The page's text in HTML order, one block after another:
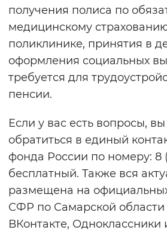
получения полиса по
медицинскому
поликлинике, принятия в
оформления социальных
требуется для
пенсии.
Если у вас есть вопросы,
обратиться в единый
фонда России по номеру: 8
бесплатный. Также вся
размещена на
СФР по Самарской области
ВКонтакте, Одноклассники